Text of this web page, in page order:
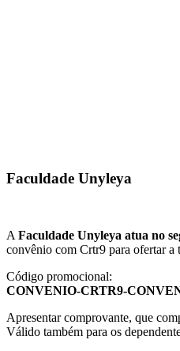
Faculdade Unyleya
AFaculdade Unyleya atua no
convênio com Crtr9 para ofertar a
Código promocional:
CONVENIO-CRTR9-
Apresentar comprovante, que
Válido também para os